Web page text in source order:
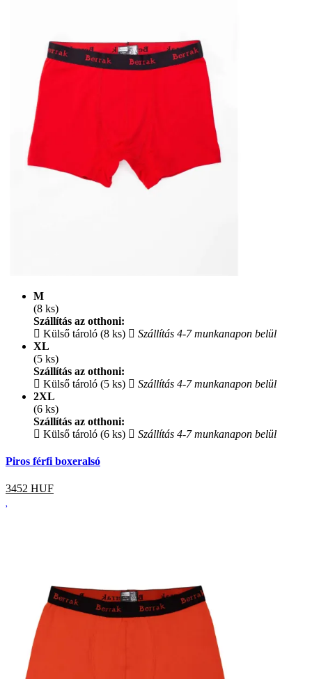
M
(8 ks)
Szállítás az otthoni:
Külső tároló (8 ks)
Szállítás 4-7 munkanapon belül
XL
(5 ks)
Szállítás az otthoni:
Külső tároló (5 ks)
Szállítás 4-7 munkanapon belül
2XL
(6 ks)
Szállítás az otthoni:
Külső tároló (6 ks)
Szállítás 4-7 munkanapon belül
Piros férfi boxeralsó
3452 HUF